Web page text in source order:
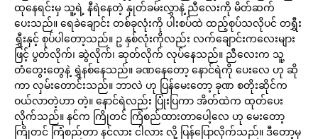
ထုနေရင်းမှ သူ့ရဲ့ နီရဲနေတဲ့ နှုတ်ခမ်းလွှာနဲ့ ညီလေးကို မိတ်ဆက်
ပေးသည်။ ရေခဲချောင်း တစ်ခုလုံးကို ပါးစပ်ထဲ ထည့်စုပ်သလိုပင် တရွှီး
ရွှီးနှင့် စုပ်ပါတော့သည်။ ဥ နှစ်လုံးကိုလည်း လက်ချောင်းကလေးများ
ဖြင့် ပွတ်လိုက်၊ ဆွဲလိုက်၊ ဆုတ်လိုက် လုပ်နေသည်။ ညီလေးက သူ့
တံတွေးတွေနဲ့ ရွှဲနစ်နေသည်။ ခဏနေတော့ နောင်ရဲကို ပေးလေ ဟု ဆို
ကာ လှမ်းတောင်းသည်။ ဘာလဲ ဟု ပြန်မေးတော့ ခုဏ စတိုးဆိုင်က
ဝယ်လာတဲ့ဟာ တဲ့။ နောင်ရဲလည်း ပြုံးပြကာ အိတ်ထဲက ထုတ်ပေး
လိုက်သည်။ နင်က ကြိုတင် ကြံစည်ထားတာပေါ့လေ ဟု မေးတော့
ကြိုတင် ကြံစည်တာ နင်လား ငါလား လို့ ပြန်ပြောလိုက်သည်။ ဒီတော့မှ